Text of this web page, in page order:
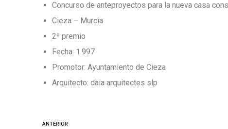
Concurso de anteproyectos para la nueva casa
Cieza – Murcia
2º premio
Fecha: 1.997
Promotor: Ayuntamiento de Cieza
Arquitecto: daia arquitectes slp
ANTERIOR